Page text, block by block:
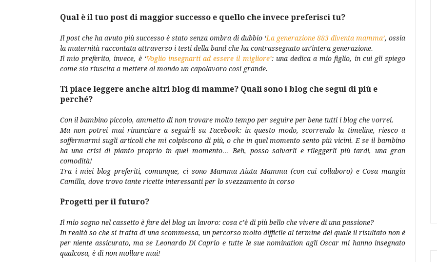
Qual è il tuo post di maggior successo e quello che invece preferisci tu?
Il post che ha avuto più successo è stato senza ombra di dubbio ‘La generazione 883 diventa mamma’, ossia
la maternità raccontata attraverso i testi della band che ha contrassegnato un’intera generazione.
Il mio preferito, invece, è ‘Voglio insegnarti ad essere il migliore’: una dedica a mio figlio, in cui gli spiego
come sia riuscita a mettere al mondo un capolavoro così grande.
Ti piace leggere anche altri blog di mamme? Quali sono i blog che segui di più e
perché?
Con il bambino piccolo, ammetto di non trovare molto tempo per seguire per bene tutti i blog che vorrei.
Ma non potrei mai rinunciare a seguirli su Facebook: in questo modo, scorrendo la timeline, riesco a
soffermarmi sugli articoli che mi colpiscono di più, o che in quel momento sento più vicini. E se il bambino
ha una crisi di pianto proprio in quel momento… Beh, posso salvarli e rileggerli più tardi, una gran
comodità!
Tra i miei blog preferiti, comunque, ci sono Mamma Aiuta Mamma (con cui collaboro) e Cosa mangia
Camilla, dove trovo tante ricette interessanti per lo svezzamento in corso
Progetti per il futuro?
Il mio sogno nel cassetto è fare del blog un lavoro: cosa c’è di più bello che vivere di una passione?
In realtà so che si tratta di una scommessa, un percorso molto difficile al termine del quale il risultato non è
per niente assicurato, ma se Leonardo Di Caprio e tutte le sue nomination agli Oscar mi hanno insegnato
qualcosa, è di non mollare mai!